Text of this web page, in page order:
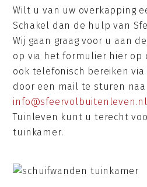
Wilt u van uw overkapping
Schakel dan de hulp van
Wij gaan graag voor u aan
op via het formulier hier op
ook telefonisch bereiken via
door een mail te sturen
info@sfeervolbuitenleven.nl
Tuinleven kunt u terecht
tuinkamer.